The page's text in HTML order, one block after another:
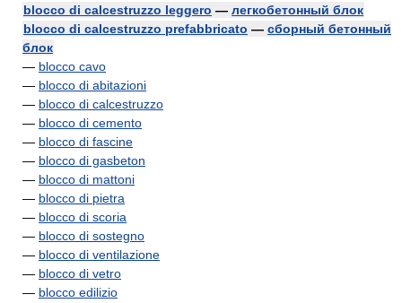
blocco di calcestruzzo leggero — легкобетонный блок
blocco di calcestruzzo prefabbricato — сборный бетонный
блок
— blocco cavo
— blocco di abitazioni
— blocco di calcestruzzo
— blocco di cemento
— blocco di fascine
— blocco di gasbeton
— blocco di mattoni
— blocco di pietra
— blocco di scoria
— blocco di sostegno
— blocco di ventilazione
— blocco di vetro
— blocco edilizio